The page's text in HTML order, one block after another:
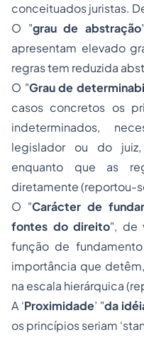
conceituados juristas.
O "grau de abstração
apresentam elevado
regras tem reduzida
O "Grau de
casos concretos os
indeterminados,
legislador ou do juiz,
enquanto que as
diretamente (reportou-
O "Carácter de
fontes do direito", de
função de
importância que
na escala hierárquica
A ‘Proximidade’ "da
os princípios seriam